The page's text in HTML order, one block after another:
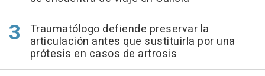
Traumatólogo defiende preservar la
articulación antes que sustituirla por una
prótesis en casos de artrosis